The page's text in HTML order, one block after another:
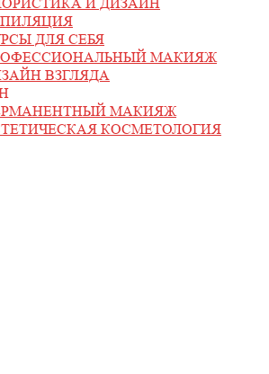
ДЛЯ СЕБЯ
МАКИЯЖ
ВЗГЛЯДА
МАКИЯЖ
КОСМЕТОЛОГИЯ